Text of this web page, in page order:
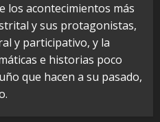
los acontecimientos más
y sus protagonistas,
y participativo, y la
e historias poco
que hacen a su pasado,